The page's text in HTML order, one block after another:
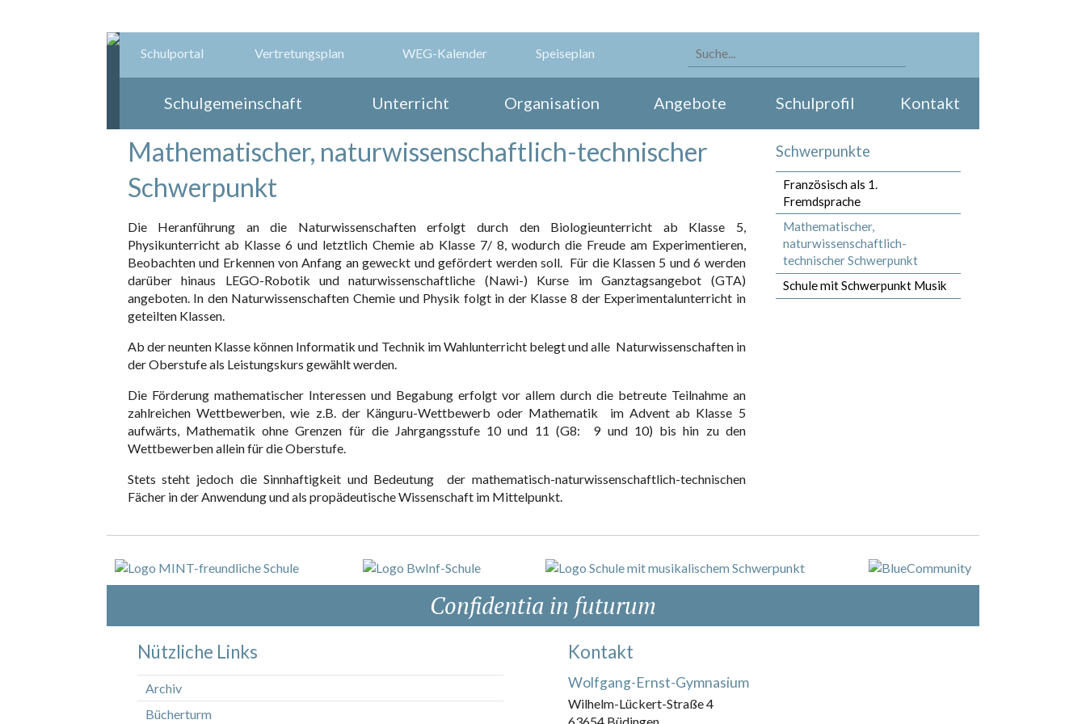
Schulportal Vertretungsplan WEG-Kalender Speiseplan
Schulgemeinschaft Unterricht Organisation Angebote Schulprofil Kontakt
Mathematischer, naturwissenschaftlich-technischer
Schwerpunkt
Die Heranführung an die Naturwissenschaften erfolgt durch den Biologieunterricht ab Klasse 5,
Physikunterricht ab Klasse 6 und letztlich Chemie ab Klasse 7/ 8, wodurch die Freude am Experimentieren,
Beobachten und Erkennen von Anfang an geweckt und gefördert werden soll. Für die Klassen 5 und 6 werden
darüber hinaus LEGO-Robotik und naturwissenschaftliche (Nawi-) Kurse im Ganztagsangebot (GTA)
angeboten. In den Naturwissenschaften Chemie und Physik folgt in der Klasse 8 der Experimentalunterricht in
geteilten Klassen.
Ab der neunten Klasse können Informatik und Technik im Wahlunterricht belegt und alle Naturwissenschaften in
der Oberstufe als Leistungskurs gewählt werden.
Die Förderung mathematischer Interessen und Begabung erfolgt vor allem durch die betreute Teilnahme an
zahlreichen Wettbewerben, wie z.B. der Känguru-Wettbewerb oder Mathematik im Advent ab Klasse 5
aufwärts, Mathematik ohne Grenzen für die Jahrgangsstufe 10 und 11 (G8: 9 und 10) bis hin zu den
Wettbewerben allein für die Oberstufe.
Stets steht jedoch die Sinnhaftigkeit und Bedeutung der mathematisch-naturwissenschaftlich-technischen
Fächer in der Anwendung und als propädeutische Wissenschaft im Mittelpunkt.
Schwerpunkte
Französisch als 1.
Fremdsprache
Mathematischer,
naturwissenschaftlich-
technischer Schwerpunkt
Schule mit Schwerpunkt Musik
Confidentia in futurum
Nützliche Links
Archiv
Bücherturm
Kontakt
Wolfgang-Ernst-Gymnasium
Wilhelm-Lückert-Straße 4